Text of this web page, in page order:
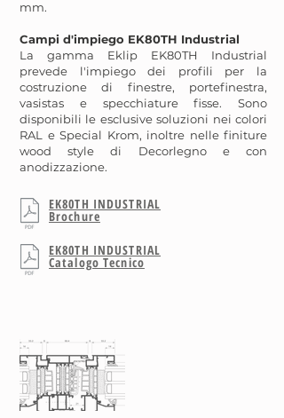
mm.
Campi d'impiego EK80TH Industrial
La gamma Eklip EK80TH Industrial
prevede l'impiego dei profili per la
costruzione di finestre, portefinestra,
vasistas e specchiature fisse. Sono
disponibili le esclusive soluzioni nei colori
RAL e Special Krom, inoltre nelle finiture
wood style di Decorlegno e con
anodizzazione.
EK80TH INDUSTRIAL
Brochure
EK80TH INDUSTRIAL
Catalogo Tecnico